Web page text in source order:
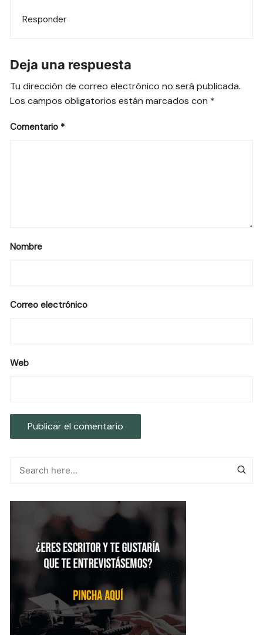
Responder
Deja una respuesta
Tu dirección de correo electrónico no será publicada.
Los campos obligatorios están marcados con *
Comentario *
Nombre
Correo electrónico
Web